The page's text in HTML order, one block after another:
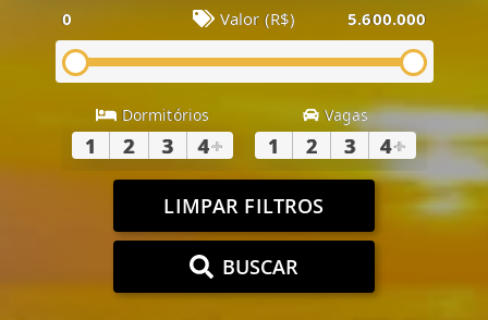
0 Valor (R$) 5.600.000
Dormitórios
1 2 3 4+
Vagas
1 2 3 4+
LIMPAR FILTROS
BUSCAR